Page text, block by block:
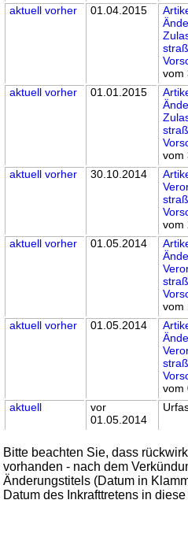
aktuell vorher 01.04.2015
vom
aktuell vorher 01.01.2015
vom
aktuell vorher 30.10.2014
vom
aktuell vorher 01.05.2014
vom
aktuell vorher 01.05.2014
vom
aktuell
vor
01.05.2014
Bitte beachten Sie, dass
vorhanden - nach dem
Änderungstitels (Datum in
Datum des Inkrafttretens in